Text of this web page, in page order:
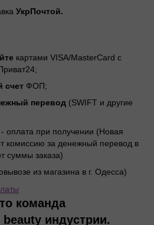
УкрПочтой.
картами VISA/MasterCard с
счет ФОП;
перевод (SWIFT и другие
- оплата при получении (Новая
комиссию за денежный перевод в
суммы заказа)
из магазина в г. Одесса)
команда
индустрии.